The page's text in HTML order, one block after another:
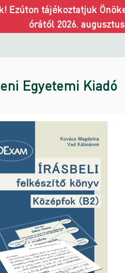
Ezúton tájékoztatjuk
órától 2026.
Egyetemi Kiadó